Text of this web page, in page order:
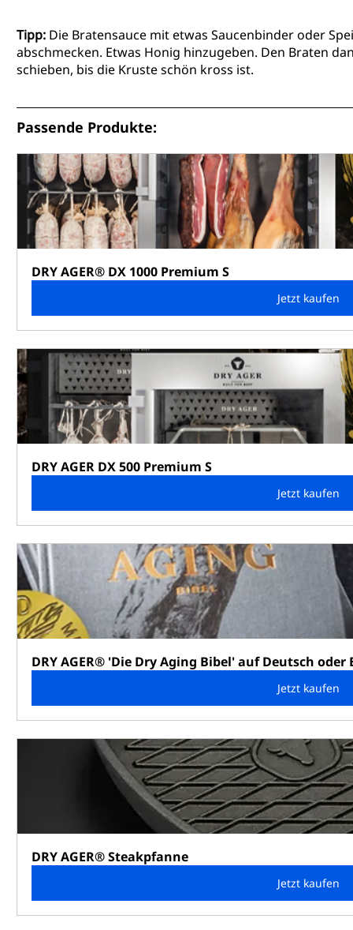
Tipp: Die Bratensauce mit etwas Saucenbinder oder
abschmecken. Etwas Honig hinzugeben. Den Braten
schieben, bis die Kruste schön kross ist.
Passende Produkte:
DRY AGER® DX 1000 Premium S
Jetzt kaufen
DRY AGER DX 500 Premium S
Jetzt kaufen
DRY AGER® 'Die Dry Aging Bibel' auf Deutsch oder
Jetzt kaufen
DRY AGER® Steakpfanne
Jetzt kaufen